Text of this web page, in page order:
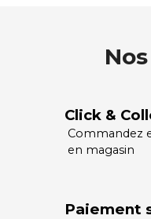
Click &
Commandez
en magasin
Paiement